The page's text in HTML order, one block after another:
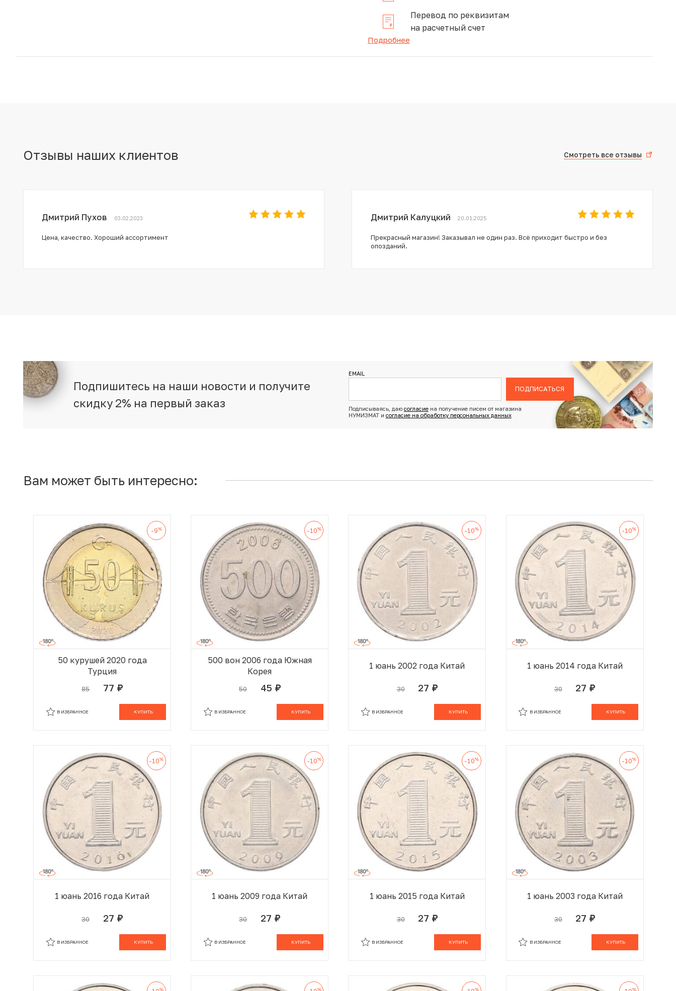
Перевод по реквизитам
на расчетный счет
Подробнее
Отзывы наших клиентов Смотреть все отзывы
Дмитрий Пухов 03.02.2023
Цена, качество. Хороший ассортимент
Дмитрий Калуцкий 20.01.2025
Прекрасный магазин! Заказывал не один раз. Всё приходит быстро и без
опозданий.
Подпишитесь на наши новости и получите
скидку 2% на первый заказ
EMAIL
ПОДПИСАТЬСЯ
Подписываясь, даю согласиена получение писем от магазина
НУМИЗМАТ и согласие на обработку персональных данных
Вам может быть интересно:
-9%
50 курушей 2020 года
Турция
85 77 руб.
КУПИТЬ
В ИЗБРАННОЕ
-10%
500 вон 2006 года Южная
Корея
50 45 руб.
КУПИТЬ
В ИЗБРАННОЕ
-10%
1 юань 2002 года Китай
30 27 руб.
КУПИТЬ
В ИЗБРАННОЕ
-10%
1 юань 2014 года Китай
30 27 руб.
КУПИТЬ
В ИЗБРАННОЕ
-10%
1 юань 2016 года Китай
30 27 руб.
КУПИТЬ
В ИЗБРАННОЕ
-10%
1 юань 2009 года Китай
30 27 руб.
КУПИТЬ
В ИЗБРАННОЕ
-10%
1 юань 2015 года Китай
30 27 руб.
КУПИТЬ
В ИЗБРАННОЕ
-10%
1 юань 2003 года Китай
30 27 руб.
КУПИТЬ
В ИЗБРАННОЕ
% % % %